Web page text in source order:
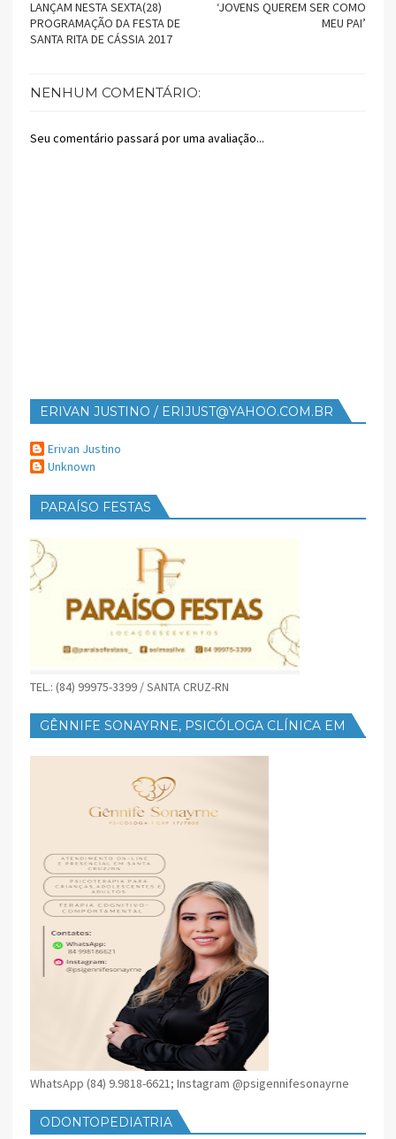
‘JOVENS QUEREM SER COMO
MEU PAI’
LANÇAM NESTA SEXTA(28)
PROGRAMAÇÃO DA FESTA DE
SANTA RITA DE CÁSSIA 2017
NENHUM COMENTÁRIO:
Seu comentário passará por uma avaliação...
ERIVAN JUSTINO / ERIJUST@YAHOO.COM.BR
Erivan Justino
Unknown
PARAÍSO FESTAS
TEL.: (84) 99975-3399 / SANTA CRUZ-RN
GÊNNIFE SONAYRNE, PSICÓLOGA CLÍNICA EM
WhatsApp (84) 9.9818-6621; Instagram @psigennifesonayrne
ODONTOPEDIATRIA